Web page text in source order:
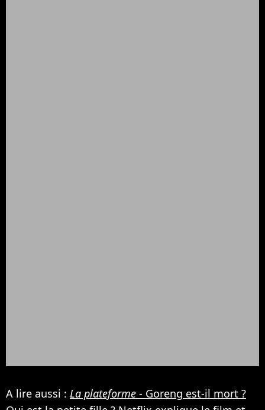
A lire aussi : La plateforme - Goreng est-il mort ?